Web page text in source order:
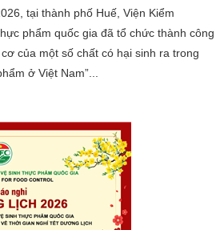
tại thành phố Huế, Viện Kiểm
phẩm quốc gia đã tổ chức thành công
của một số chất có hại sinh ra trong
ở Việt Nam”...